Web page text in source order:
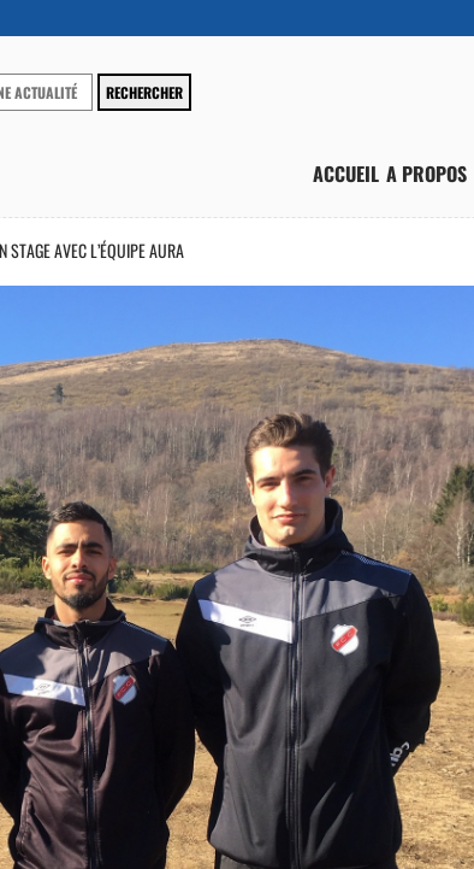
ACCUEIL A PROPOS
AVEC L’ÉQUIPE AURA